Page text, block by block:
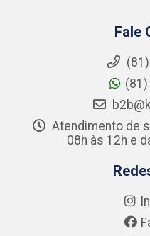
Fale
Atendimento de
08h às 12h e